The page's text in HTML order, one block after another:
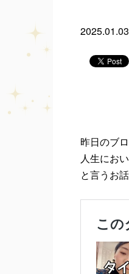
2025.01.03
昨日のブ
人生にお
と言うお